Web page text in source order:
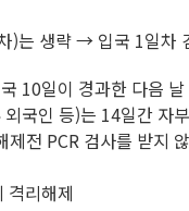
생략 → 입국 1일차
10일이 경과한 다음
국인 등)는 14일간 자
전 PCR 검사를 받지
리해제